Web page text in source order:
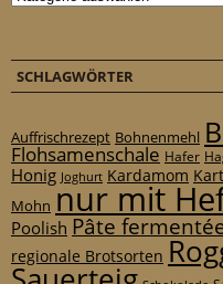
SCHLAGWÖRTER
Auffrischrezept Bohnenmehl
Flohsamenschale Hafer
Honig Joghurt Kardamom
Mohn nur mit
Poolish Pâte
regionale Brotsorten